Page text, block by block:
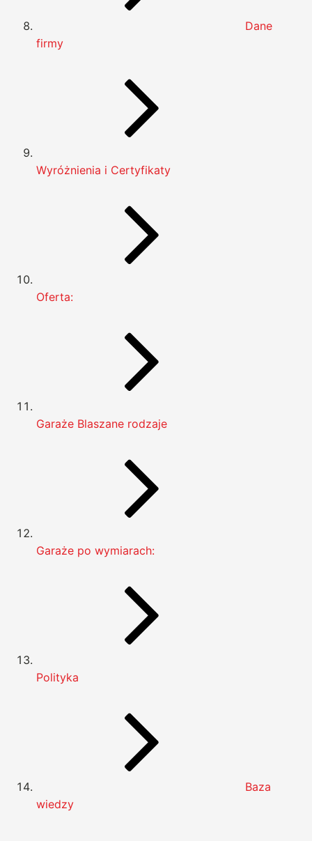
Dane
firmy
Wyróżnienia i Certyfikaty
Oferta:
Garaże Blaszane rodzaje
Garaże po wymiarach:
Polityka
Baza
wiedzy